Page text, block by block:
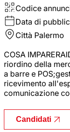
Codice
Data di
Città Palermo
COSA
riordino della
a barre e
ricevimento
comunicazione
Candidati